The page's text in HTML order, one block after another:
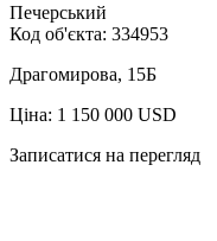
Печерський
Код об'єкта: 334953
Драгомирова, 15Б
Ціна: 1 150 000 USD
Записатися на перегляд